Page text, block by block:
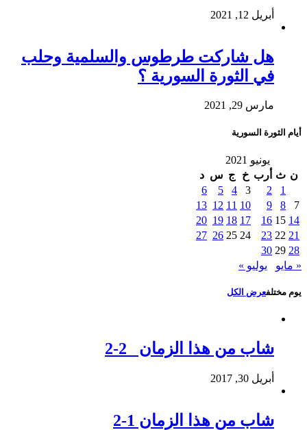
أبريل 12, 2021
هل شاركت طرطوس والسلمية وحلب
في الثورة السورية ؟
مارس 29, 2021
أيام الثورة السورية
يونيو 2021
ن ث أرب خ ج س د
1
2
3
4
5
6
7
8
9
10
11
12
13
14
15
16
17
18
19
20
21
22
23
24
25
26
27
28
29
30
« مايو
يوليو »
يوم مختلفعرض الكل
شاب من هذا الزمان 2-2
أبريل 30, 2017
شاب من هذا الزمان 1-2